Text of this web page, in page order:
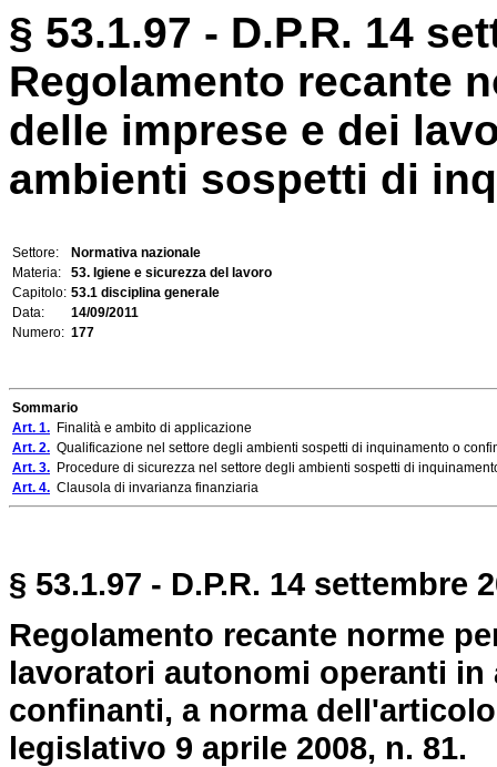
§ 53.1.97 - D.P.R. 14
Regolamento recante
delle imprese e dei
ambienti sospetti di
Settore:
Normativa nazionale
Materia:
53. Igiene e sicurezza del lavoro
Capitolo: 53.1 disciplina generale
Data:
14/09/2011
Numero: 177
Sommario
Art. 1. Finalità e ambito di applicazione
Art. 2. Qualificazione nel settore degli ambienti sospetti di inquinamento o
Art. 3. Procedure di sicurezza nel settore degli ambienti sospetti di
Art. 4. Clausola di invarianza finanziaria
§ 53.1.97 - D.P.R. 14 settembre
Regolamento recante norme
lavoratori autonomi operanti
confinanti, a norma
legislativo 9 aprile 2008, n. 81.